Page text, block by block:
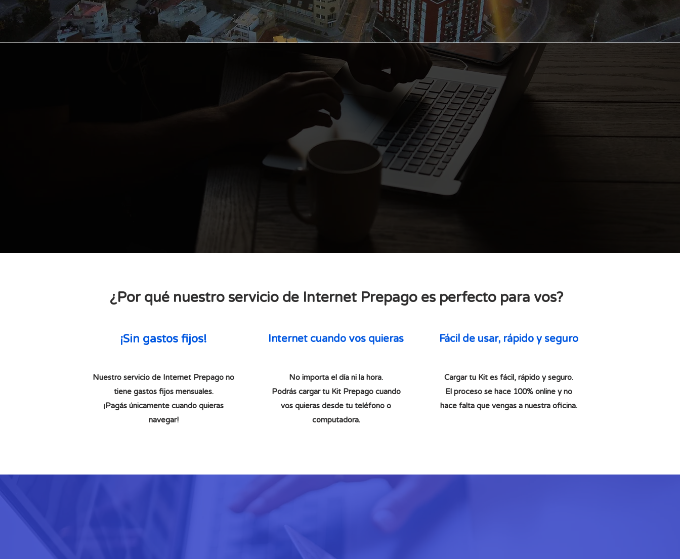
Diseñamos la
solución perfecta
¿Tenés propiedad en San Clemente del Tuyú
y necesitás Internet cada vez que venís?
Nuestro sistema de Internet Prepago está
pensado especialmente para aquellos
propietarios no residentes que nos visitan o
alquilan sus viviendas durante los fines de
semana largos, vacaciones de invierno y de
¿Por qué nuestro servicio de Internet Prepago es perfecto para vos?
¡Sin gastos fijos!
Nuestro servicio de Internet Prepago no
tiene gastos fijos mensuales.
¡Pagás únicamente cuando quieras
navegar!
Internet cuando vos quieras
No importa el día ni la hora.
Podrás cargar tu Kit Prepago cuando
vos quieras desde tu teléfono o
computadora.
Fácil de usar, rápido y seguro
Cargar tu Kit es fácil, rápido y seguro.
El proceso se hace 100% online y no
hace falta que vengas a nuestra oficina.
En solo 3 pasos podés tener
Internet Prepago